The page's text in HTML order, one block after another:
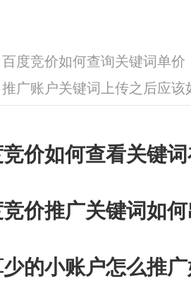
百度竞价如何查询关键词单价
推广账户关键词上传之后应该
价如何查看关键
价推广关键词如
的小账户怎么推